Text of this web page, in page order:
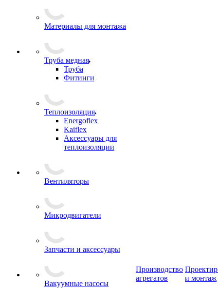
Материалы для монтажа
Труба медная
Труба
Фитинги
Теплоизоляция
Energoflex
Kaiflex
Аксессуары для
теплоизоляции
Вентиляторы
Микродвигатели
Запчасти и аксессуары
Вакуумные насосы
Производство
агрегатов
и монтаж